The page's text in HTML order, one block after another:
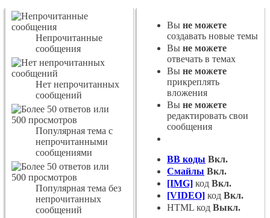
Непрочитанные
сообщения
Нет непрочитанных
сообщений
Популярная тема с
непрочитанными
сообщениями
Популярная тема без
непрочитанных
сообщений
Выне можете
создавать новые темы
Выне можете
отвечать в темах
Выне можете
прикреплять
вложения
Выне можете
редактировать свои
сообщения
BB коды Вкл.
Смайлы Вкл.
[IMG] кодВкл.
[VIDEO] кодВкл.
HTML кодВыкл.